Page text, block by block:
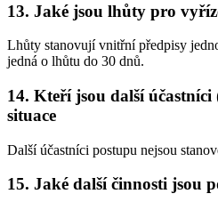
13. Jaké jsou lhůty pro
Lhůty stanovují vnitřní předpisy
jedná o lhůtu do 30 dnů.
14. Kteří jsou další účastníci
situace
Další účastníci postupu nejsou
15. Jaké další činnosti jsou